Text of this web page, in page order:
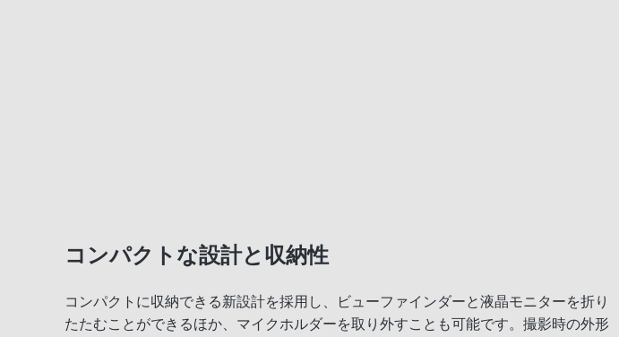
コンパクトな設計と収納性
コンパクトに収納できる新設計を採用し、ビューファインダーと液晶モニターを折り
たたむことができるほか、マイクホルダーを取り外すことも可能です。撮影時の外形